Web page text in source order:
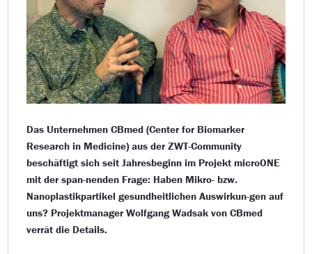
Das Unternehmen CBmed (Center for Biomarker
Research in Medicine) aus der ZWT-Community
beschäftigt sich seit Jahresbeginn im Projekt microONE
mit der span-nenden Frage: Haben Mikro- bzw.
Nanoplastikpartikel gesundheitlichen Auswirkun-gen auf
uns? Projektmanager Wolfgang Wadsak von CBmed
verrät die Details.